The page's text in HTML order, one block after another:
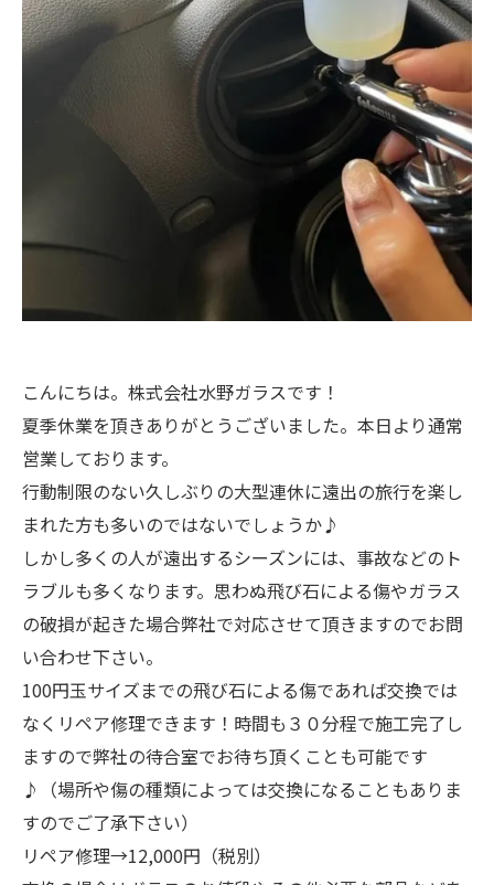
こんにちは。株式会社水野ガラスです！
夏季休業を頂きありがとうございました。本日より通常
営業しております。
行動制限のない久しぶりの大型連休に遠出の旅行を楽し
まれた方も多いのではないでしょうか♪
しかし多くの人が遠出するシーズンには、事故などのト
ラブルも多くなります。思わぬ飛び石による傷やガラス
の破損が起きた場合弊社で対応させて頂きますのでお問
い合わせ下さい。
100円玉サイズまでの飛び石による傷であれば交換では
なくリペア修理できます！時間も３０分程で施工完了し
ますので弊社の待合室でお待ち頂くことも可能です
♪（場所や傷の種類によっては交換になることもありま
すのでご了承下さい）
リペア修理→12,000円（税別）